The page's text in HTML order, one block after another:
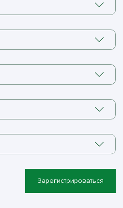
Зарегистрироваться